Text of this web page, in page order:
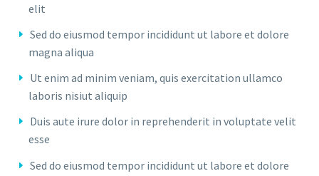
elit
Sed do eiusmod tempor incididunt ut labore et dolore
magna aliqua
Ut enim ad minim veniam, quis exercitation ullamco
laboris nisiut aliquip
Duis aute irure dolor in reprehenderit in voluptate velit
esse
Sed do eiusmod tempor incididunt ut labore et dolore